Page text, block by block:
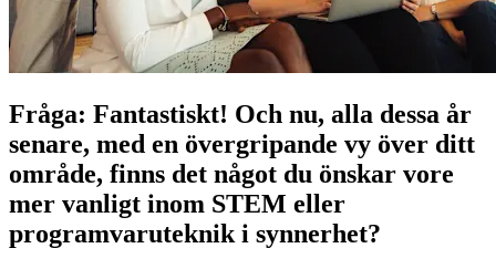
Fråga: Fantastiskt! Och nu, alla dessa år
senare, med en övergripande vy över ditt
område, finns det något du önskar vore
mer vanligt inom STEM eller
programvaruteknik i synnerhet?